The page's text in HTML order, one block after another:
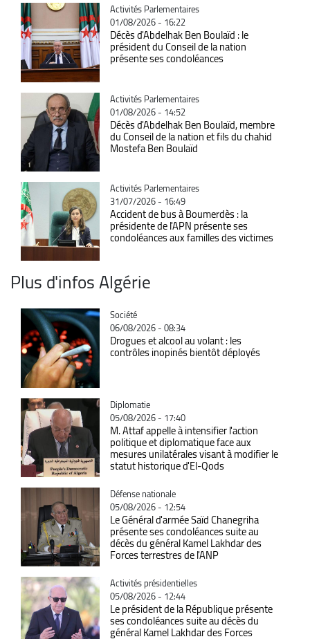
Catégorie
Activités Parlementaires
01/08/2026 - 16:22
Décès d'Abdelhak Ben Boulaïd : le
président du Conseil de la nation
présente ses condoléances
Catégorie
Activités Parlementaires
01/08/2026 - 14:52
Décès d'Abdelhak Ben Boulaïd, membre
du Conseil de la nation et fils du chahid
Mostefa Ben Boulaïd
Catégorie
Activités Parlementaires
31/07/2026 - 16:49
Accident de bus à Boumerdès : la
présidente de l'APN présente ses
condoléances aux familles des victimes
Plus d'infos Algérie
Catégorie
Société
06/08/2026 - 08:34
Drogues et alcool au volant : les
contrôles inopinés bientôt déployés
Catégorie
Diplomatie
05/08/2026 - 17:40
M. Attaf appelle à intensifier l'action
politique et diplomatique face aux
mesures unilatérales visant à modifier le
statut historique d'El-Qods
Catégorie
Défense nationale
05/08/2026 - 12:54
Le Général d'armée Saïd Chanegriha
présente ses condoléances suite au
décès du général Kamel Lakhdar des
Forces terrestres de l'ANP
Catégorie
Activités présidentielles
05/08/2026 - 12:44
Le président de la République présente
ses condoléances suite au décès du
général Kamel Lakhdar des Forces